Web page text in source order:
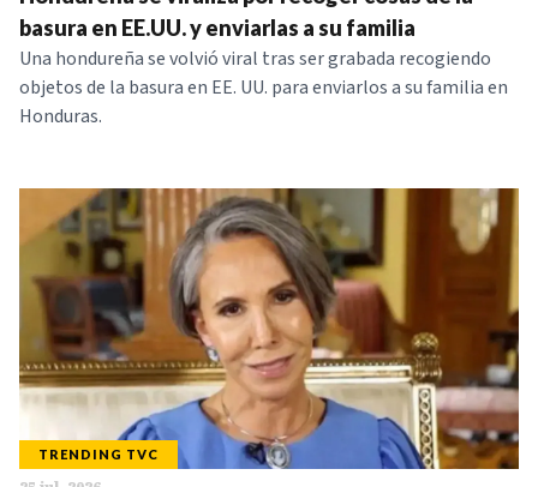
NOTICIAS
SERIES
basura en EE.UU. y enviarlas a su familia
Una hondureña se volvió viral tras ser grabada recogiendo
objetos de la basura en EE. UU. para enviarlos a su familia en
Honduras.
TRENDING TVC